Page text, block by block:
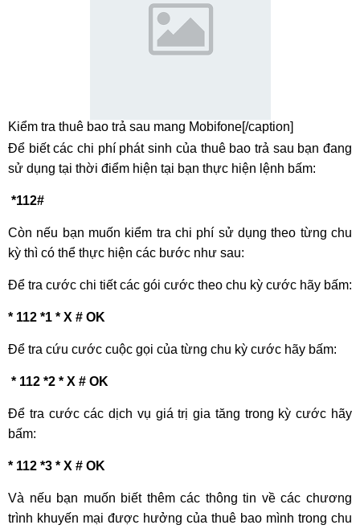
Kiểm tra thuê bao trả sau mang Mobifone[/caption]
Để biết các chi phí phát sinh của thuê bao trả sau bạn đang
sử dụng tại thời điểm hiện tại bạn thực hiện lệnh bấm:
*112#
Còn nếu bạn muốn kiểm tra chi phí sử dụng theo từng chu
kỳ thì có thể thực hiện các bước như sau:
Để tra cước chi tiết các gói cước theo chu kỳ cước hãy bấm:
* 112 *1 * X # OK
Để tra cứu cước cuộc gọi của từng chu kỳ cước hãy bấm:
* 112 *2 * X # OK
Để tra cước các dịch vụ giá trị gia tăng trong kỳ cước hãy
bấm:
* 112 *3 * X # OK
Và nếu bạn muốn biết thêm các thông tin về các chương
trình khuyến mại được hưởng của thuê bao mình trong chu